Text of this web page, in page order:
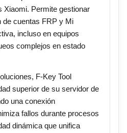
Xiaomi. Permite gestionar
de cuentas FRP y Mi
incluso en equipos
complejos en estado
F-Key Tool
superior de su servidor de
una conexión
fallos durante procesos
dinámica que unifica